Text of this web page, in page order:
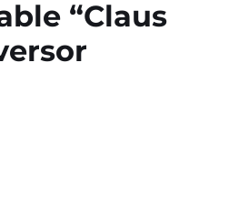
“Claus